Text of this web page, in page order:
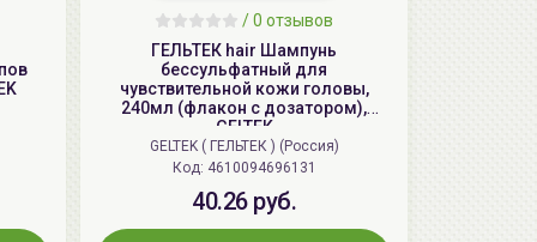
/0 отзывов
ГЕЛЬТЕК hair Шампунь
бессульфатный для
чувствительной кожи головы,
240мл (флакон с дозатором),
GELTEK
GELTEK ( ГЕЛЬТЕК ) (Россия)
Код: 4610094696131
40.26 руб.